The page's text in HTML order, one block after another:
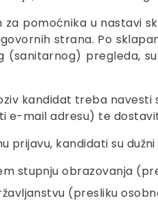
za pomoćnika u nastavi
strana. Po
(sanitarnog) pregleda,
kandidat treba
e-mail adresu) te
prijavu, kandidati su
stupnju obrazovanja
(presliku